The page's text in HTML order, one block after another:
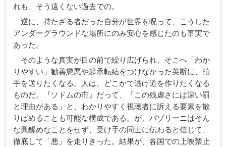
れも、そう遠くない過去での。
逆に、持たざる者だった自分が世界を呪って、こうした
アンダーグラウンドな場所にのみ安心を感じたのも事実で
あった。
そのような真実が目の前で繰り広げられ、そこへ「わか
りやすい」勧善懲悪や起承転結をつけなかった英断に、拍
手を送りたくなる。人は、どこかで逃げ道を作りたくなる
ものだ。『ソドムの市』だって、「この残虐さには深い罰
と理由がある」と、わかりやすく視聴者に訴える要素を散
りばめることも可能な構成である。が、パゾリーニはそん
な興醒めなことをせず、受け手の同士に伝わると信じて、
徹底して「悪」を走りきった。結果が、各国での上映禁止